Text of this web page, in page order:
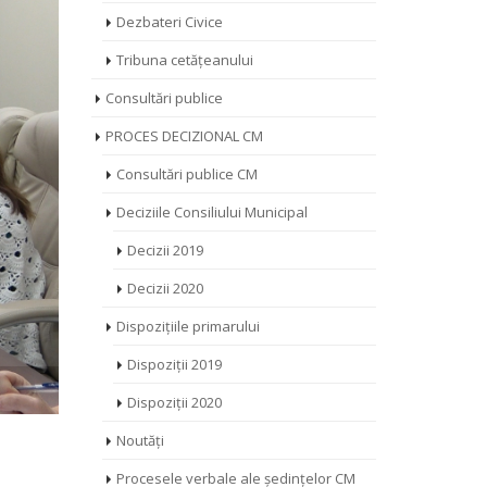
Dezbateri Civice
Tribuna cetățeanului
Consultări publice
PROCES DECIZIONAL CM
Consultări publice CM
Deciziile Consiliului Municipal
Decizii 2019
Decizii 2020
Dispozițiile primarului
Dispoziții 2019
Dispoziții 2020
Noutăți
Procesele verbale ale ședințelor CM